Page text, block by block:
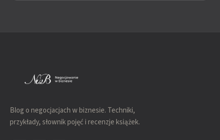
Blog o negocjacjach w biznesie. Techniki,
przykłady, słownik pojęć i recenzje książek.